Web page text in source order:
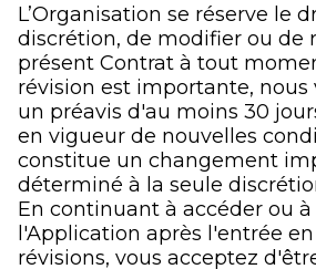
L’Organisation se réserve le
discrétion, de modifier ou de
présent Contrat à tout
révision est importante, nous
un préavis d'au moins 30
en vigueur de nouvelles
constitue un changement
déterminé à la seule
En continuant à accéder ou
l'Application après l'entrée
révisions, vous acceptez